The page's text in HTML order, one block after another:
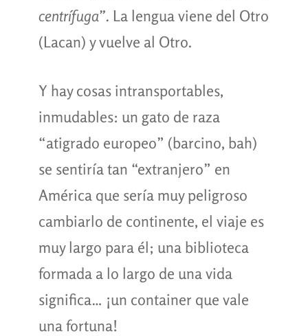
centrífuga”. La lengua viene del Otro
(Lacan) y vuelve al Otro.
Y hay cosas intransportables,
inmudables: un gato de raza
“atigrado europeo” (barcino, bah)
se sentiría tan “extranjero” en
América que sería muy peligroso
cambiarlo de continente, el viaje es
muy largo para él; una biblioteca
formada a lo largo de una vida
significa… ¡un container que vale
una fortuna!